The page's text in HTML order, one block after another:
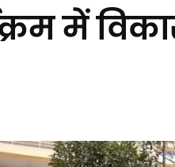
में